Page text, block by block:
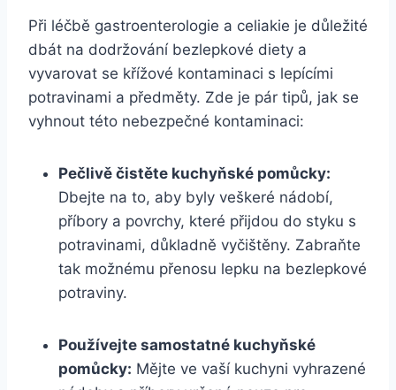
Při léčbě gastroenterologie a celiakie je důležité
dbát na dodržování bezlepkové diety a
vyvarovat se křížové kontaminaci s lepícími
potravinami a předměty. Zde je pár tipů, jak se
vyhnout této nebezpečné kontaminaci:
Pečlivě čistěte kuchyňské pomůcky:
Dbejte na to, aby byly veškeré nádobí,
příbory a povrchy, které přijdou do styku s
potravinami, důkladně vyčištěny. Zabraňte
tak možnému přenosu lepku na bezlepkové
potraviny.
Používejte samostatné kuchyňské
pomůcky: Mějte ve vaší kuchyni vyhrazené